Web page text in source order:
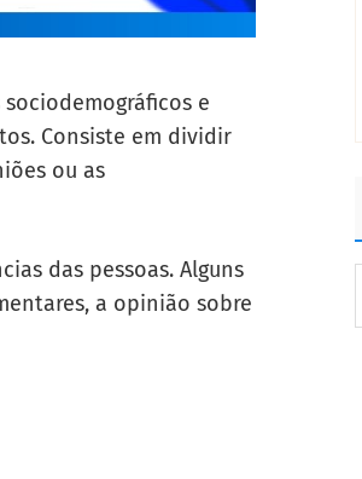
e
Consiste em dividir
ou as
das pessoas. Alguns
a opinião sobre